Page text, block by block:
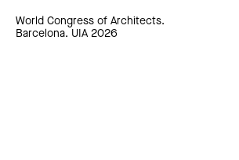
World Congress of Architects.
Barcelona. UIA 2026